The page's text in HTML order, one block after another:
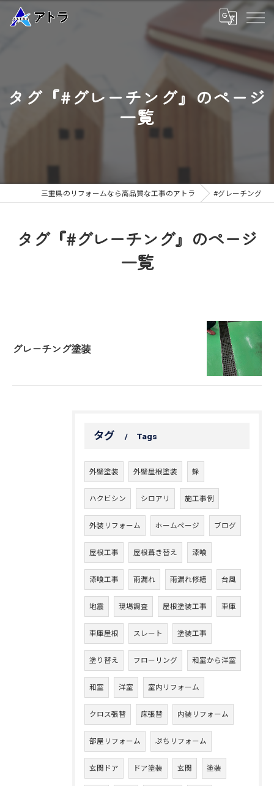
タグ『#グレーチング』のページ
一覧
三重県のリフォームなら高品質な工事のアトラ #グレーチング
タグ『#グレーチング』のページ
一覧
グレーチング塗装
タグ Tags
外壁塗装 外壁屋根塗装 蜂
ハクビシン シロアリ 施工事例
外装リフォーム ホームページ ブログ
屋根工事 屋根葺き替え 漆喰
漆喰工事 雨漏れ 雨漏れ修繕 台風
地震 現場調査 屋根塗装工事 車庫
車庫屋根 スレート 塗装工事
塗り替え フローリング 和室から洋室
和室 洋室 室内リフォーム
クロス張替 床張替 内装リフォーム
部屋リフォーム ぷちリフォーム
玄関ドア ドア塗装 玄関 塗装